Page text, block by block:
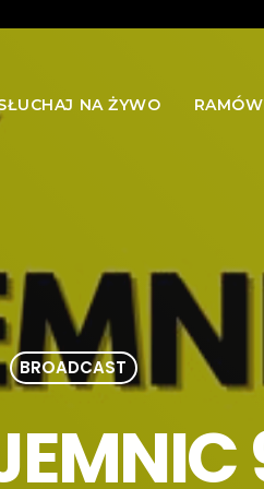
NA ŻYWO
BROADCAST